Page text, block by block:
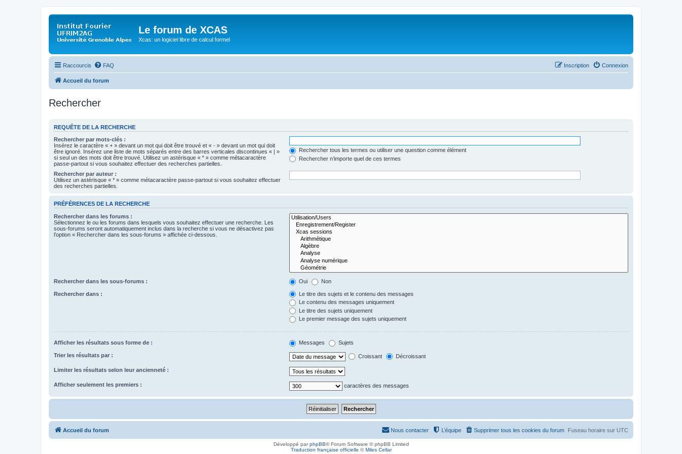
Le forum de XCAS
Xcas: un logiciel libre de calcul formel
Raccourcis FAQ Connexion
Inscription
Accueil du forum
Rechercher
REQUÊTE DE LA RECHERCHE
Rechercher par mots-clés :
Insérez le caractère « + » devant un mot qui doit être trouvé et « - » devant un mot qui doit
être ignoré. Insérez une liste de mots séparés entre des barres verticales discontinues « | »
si seul un des mots doit être trouvé. Utilisez un astérisque « * » comme métacaractère
passe-partout si vous souhaitez effectuer des recherches partielles.
Rechercher tous les termes ou utiliser une question comme élément
Rechercher n’importe quel de ces termes
Rechercher par auteur :
Utilisez un astérisque « * » comme métacaractère passe-partout si vous souhaitez effectuer
des recherches partielles.
PRÉFÉRENCES DE LA RECHERCHE
Rechercher dans les forums :
Sélectionnez le ou les forums dans lesquels vous souhaitez effectuer une recherche. Les
sous-forums seront automatiquement inclus dans la recherche si vous ne désactivez pas
l’option « Rechercher dans les sous-forums » affichée ci-dessous.
Rechercher dans les sous-forums : Oui Non
Rechercher dans :
Le titre des sujets et le contenu des messages
Le contenu des messages uniquement
Le titre des sujets uniquement
Le premier message des sujets uniquement
Afficher les résultats sous forme de : Messages Sujets
Trier les résultats par : Croissant Décroissant
Limiter les résultats selon leur ancienneté :
Afficher seulement les premiers : caractères des messages
Accueil du forum Fuseau horaire sur UTC
Supprimer tous les cookies du forum
L’équipe
Nous contacter
Développé parphpBB® Forum Software © phpBB Limited
Traduction française officielle ©Miles Cellar